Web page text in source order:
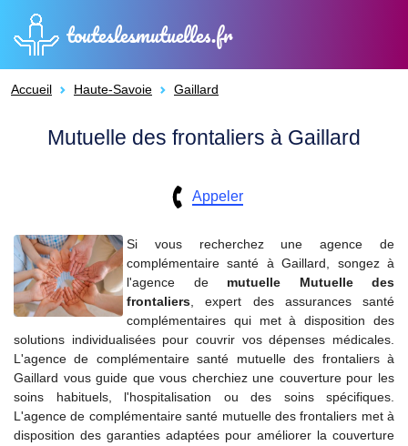
touteslesmutuelles.fr
Accueil Haute-Savoie Gaillard
Mutuelle des frontaliers à Gaillard
Appeler
Si vous recherchez une agence de
complémentaire santé à Gaillard, songez à
l'agence de mutuelle Mutuelle des
frontaliers , expert des assurances santé
complémentaires qui met à disposition des
solutions individualisées pour couvrir vos dépenses médicales.
L'agence de complémentaire santé mutuelle des frontaliers à
Gaillard vous guide que vous cherchiez une couverture pour les
soins habituels, l'hospitalisation ou des soins spécifiques.
L'agence de complémentaire santé mutuelle des frontaliers met à
disposition des garanties adaptées pour améliorer la couverture